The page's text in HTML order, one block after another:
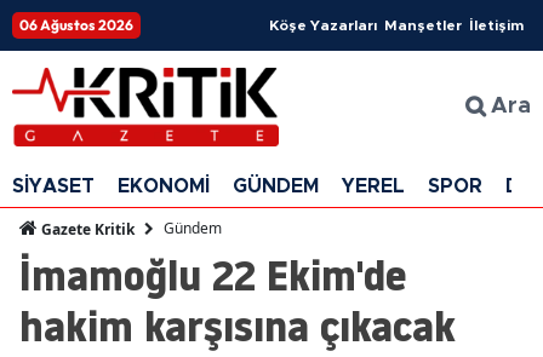
06 Ağustos 2026 Köşe Yazarları Manşetler İletişim
Ara
SİYASET EKONOMİ GÜNDEM YEREL SPOR
Gazete Kritik Gündem
İmamoğlu 22 Ekim'de
hakim karşısına çıkacak